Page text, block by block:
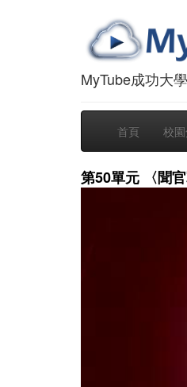
MyTube成功大
首頁 校
第50單元 〈聞